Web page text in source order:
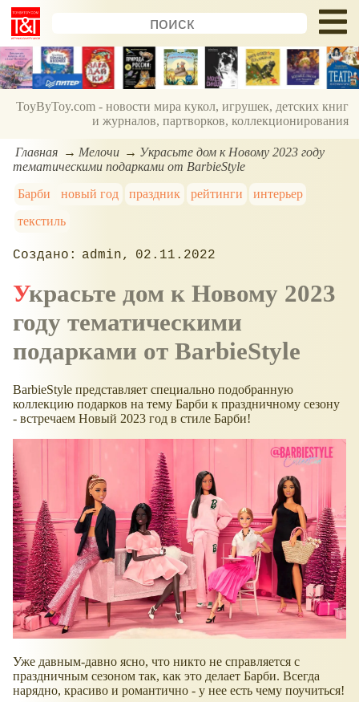
ToyByToy.com - новости мира кукол, игрушек, детских книг
и журналов, партворков, коллекционирования
Главная Мелочи
Украсьте дом к Новому 2023 году
тематическими подарками от BarbieStyle
Барби
новый год праздник рейтинги
интерьер
текстиль
admin 02.11.2022
Украсьте дом к Новому 2023
году тематическими
подарками от BarbieStyle
BarbieStyle представляет специально подобранную
коллекцию подарков на тему Барби к праздничному сезону
- встречаем Новый 2023 год в стиле Барби!
Уже давным-давно ясно, что никто не справляется с
праздничным сезоном так, как это делает Барби. Всегда
нарядно, красиво и романтично - у нее есть чему поучиться!